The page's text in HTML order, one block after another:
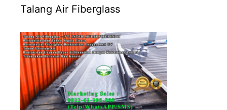
Talang Air Fiberglass